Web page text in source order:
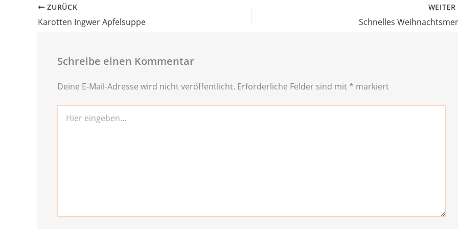
ZURÜCK
Karotten Ingwer Apfelsuppe
WEITER
Schnelles
Schreibe einen Kommentar
Deine E-Mail-Adresse wird nicht veröffentlicht. Erforderliche Felder sind mit * markiert
eingeben…